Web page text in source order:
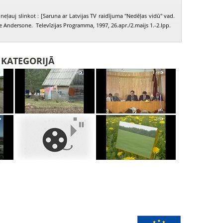
slinkot : [Saruna ar Latvijas TV raidījuma "Nedēļas vidū" vad.
Andersone. Televīzijas Programma, 1997, 26.apr./2.maijs 1.-2.lpp.